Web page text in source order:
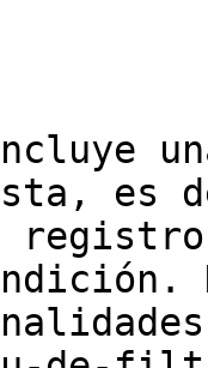
es